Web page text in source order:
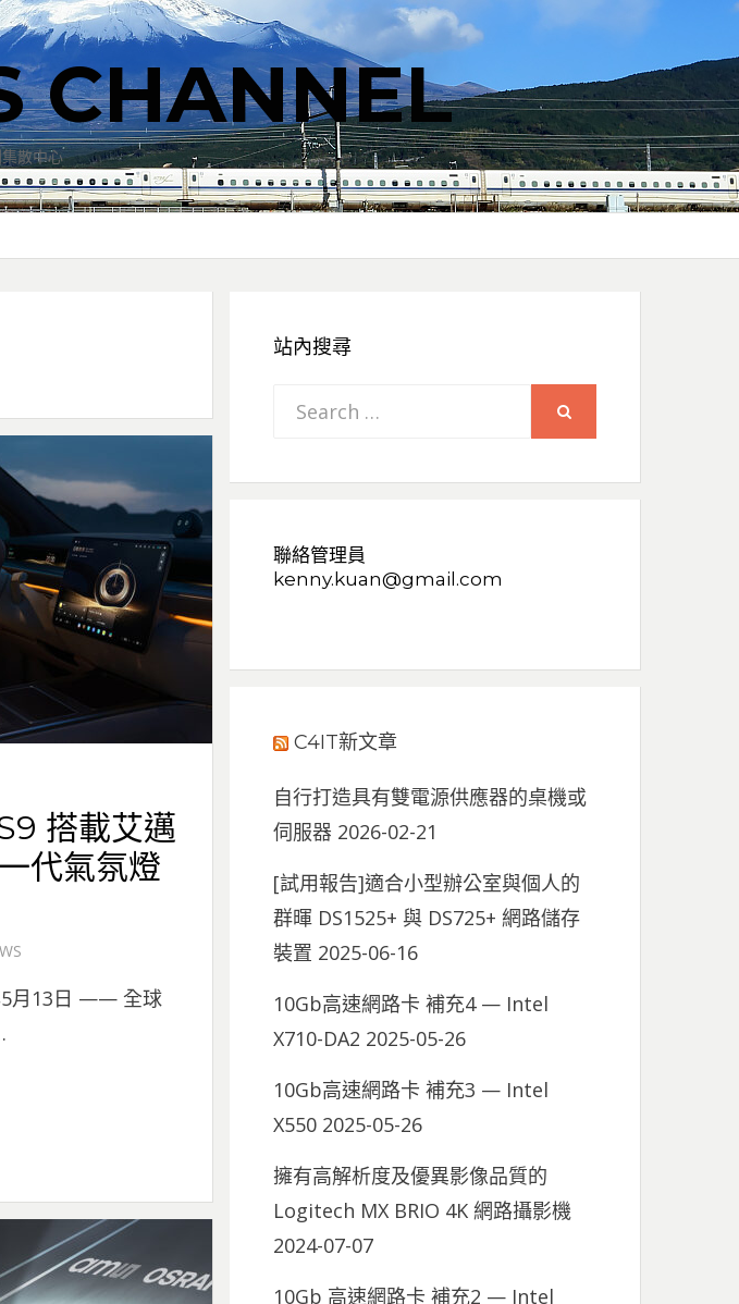
CHANNEL
散中心
搭載艾邁
代氣氛燈
5月13日 —— 全球
站內搜尋
Search
聯絡管理員
kenny.kuan@gmail.com
C4IT新文章
自行打造具有雙電源供應器的桌機或
伺服器 2026-02-21
[試用報告]適合小型辦公室與個人的
群暉 DS1525+ 與 DS725+ 網路儲存
裝置 2025-06-16
10Gb高速網路卡 補充4 — Intel
X710-DA2 2025-05-26
10Gb高速網路卡 補充3 — Intel
X550 2025-05-26
擁有高解析度及優異影像品質的
Logitech MX BRIO 4K 網路攝影機
2024-07-07
10Gb 高速網路卡 補充2 — Intel